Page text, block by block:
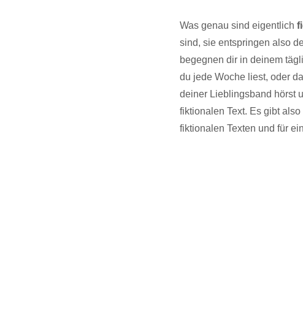
Was genau sind eigentlich
sind, sie entspringen also
begegnen dir in deinem
du jede Woche liest, oder
deiner Lieblingsband hörst
fiktionalen Text. Es gibt also
fiktionalen Texten und für